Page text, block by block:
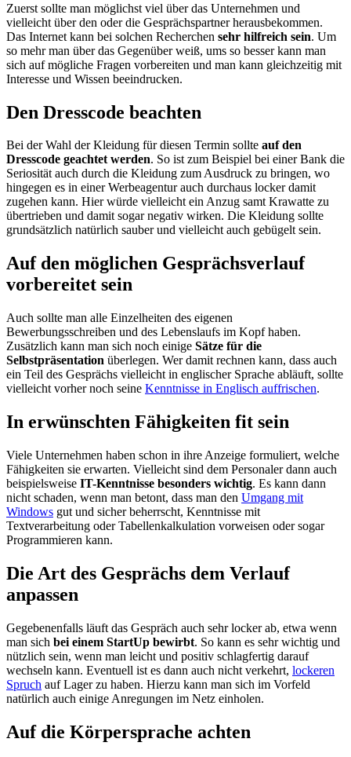
Zuerst sollte man möglichst viel über das Unternehmen und
vielleicht über den oder die Gesprächspartner herausbekommen.
Das Internet kann bei solchen Recherchen sehr hilfreich sein. Um
so mehr man über das Gegenüber weiß, ums so besser kann man
sich auf mögliche Fragen vorbereiten und man kann gleichzeitig mit
Interesse und Wissen beeindrucken.
Den Dresscode beachten
Bei der Wahl der Kleidung für diesen Termin sollte auf den
Dresscode geachtet werden. So ist zum Beispiel bei einer Bank die
Seriosität auch durch die Kleidung zum Ausdruck zu bringen, wo
hingegen es in einer Werbeagentur auch durchaus locker damit
zugehen kann. Hier würde vielleicht ein Anzug samt Krawatte zu
übertrieben und damit sogar negativ wirken. Die Kleidung sollte
grundsätzlich natürlich sauber und vielleicht auch gebügelt sein.
Auf den möglichen Gesprächsverlauf
vorbereitet sein
Auch sollte man alle Einzelheiten des eigenen
Bewerbungsschreiben und des Lebenslaufs im Kopf haben.
Zusätzlich kann man sich noch einige Sätze für die
Selbstpräsentation überlegen. Wer damit rechnen kann, dass auch
ein Teil des Gesprächs vielleicht in englischer Sprache abläuft, sollte
vielleicht vorher noch seine Kenntnisse in Englisch auffrischen.
In erwünschten Fähigkeiten fit sein
Viele Unternehmen haben schon in ihre Anzeige formuliert, welche
Fähigkeiten sie erwarten. Vielleicht sind dem Personaler dann auch
beispielsweise IT-Kenntnisse besonders wichtig. Es kann dann
nicht schaden, wenn man betont, dass man den Umgang mit
Windows gut und sicher beherrscht, Kenntnisse mit
Textverarbeitung oder Tabellenkalkulation vorweisen oder sogar
Programmieren kann.
Die Art des Gesprächs dem Verlauf
anpassen
Gegebenenfalls läuft das Gespräch auch sehr locker ab, etwa wenn
man sich bei einem StartUp bewirbt. So kann es sehr wichtig und
nützlich sein, wenn man leicht und positiv schlagfertig darauf
wechseln kann. Eventuell ist es dann auch nicht verkehrt, lockeren
Spruch auf Lager zu haben. Hierzu kann man sich im Vorfeld
natürlich auch einige Anregungen im Netz einholen.
Auf die Körpersprache achten